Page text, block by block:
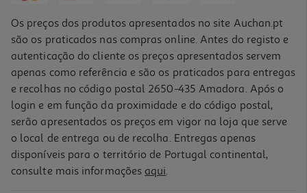
-10%
Livro Os Maias De Eça De Queirós
Os preços dos produtos apresentados no site Auchan.pt
são os praticados nas compras online. Antes do registo e
autenticação do cliente os preços apresentados servem
apenas como referência e são os praticados para entregas
e recolhas no código postal 2650-435 Amadora. Após o
login e em função da proximidade e do código postal,
serão apresentados os preços em vigor na loja que serve
o local de entrega ou de recolha. Entregas apenas
disponíveis para o território de Portugal continental,
consulte mais informações aqui.